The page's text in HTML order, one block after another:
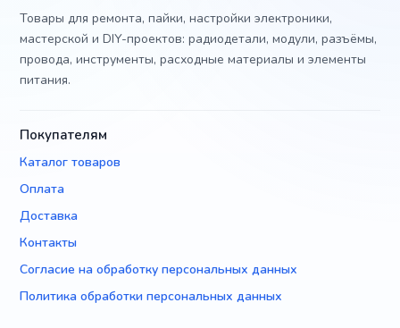
Товары для ремонта, пайки, настройки электроники,
мастерской и DIY-проектов: радиодетали, модули, разъёмы,
провода, инструменты, расходные материалы и элементы
питания.
Покупателям
Каталог товаров
Оплата
Доставка
Контакты
Согласие на обработку персональных данных
Политика обработки персональных данных